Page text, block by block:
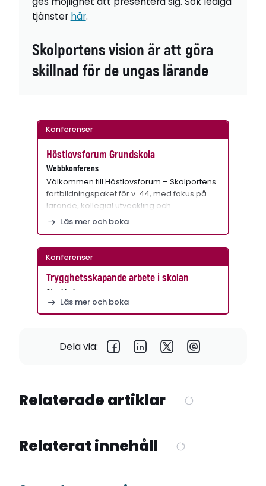
tjänster här.
Skolportens vision är att göra
skillnad för de ungas lärande
Konferenser
Höstlovsforum Grundskola
Webbkonferens
Välkommen till Höstlovsforum – Skolportens
fortbildningspaket för v. 44, med fokus på
lärande, kollegial utveckling och…
Läs mer och boka
Konferenser
Trygghetsskapande arbete i skolan
Stockholm
Läs mer och boka
Dela via:
Relaterade artiklar
Relaterat innehåll